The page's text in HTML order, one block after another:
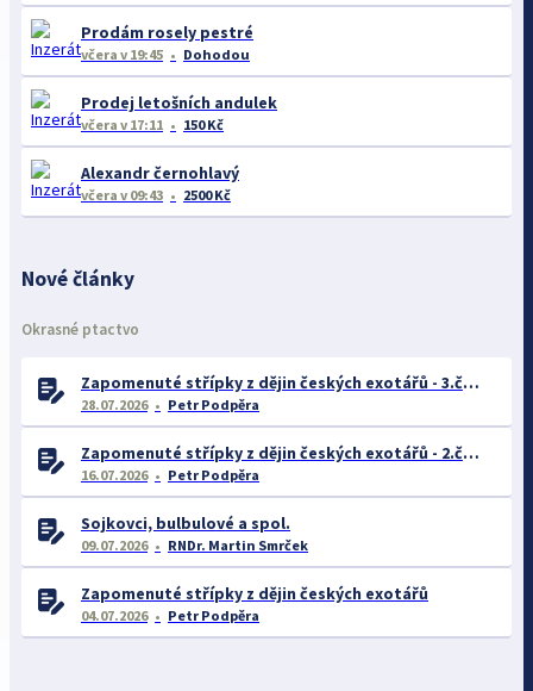
Prodám rosely pestré
včera v 19:45 Dohodou
Prodej letošních andulek
včera v 17:11 150 Kč
Alexandr černohlavý
včera v 09:43 2500 Kč
Nové články
Okrasné ptactvo
Zapomenuté střípky z dějin českých exotářů - 3.část
28.07.2026 Petr Podpěra
Zapomenuté střípky z dějin českých exotářů - 2.část
16.07.2026 Petr Podpěra
Sojkovci, bulbulové a spol.
09.07.2026 RNDr. Martin Smrček
Zapomenuté střípky z dějin českých exotářů
04.07.2026 Petr Podpěra